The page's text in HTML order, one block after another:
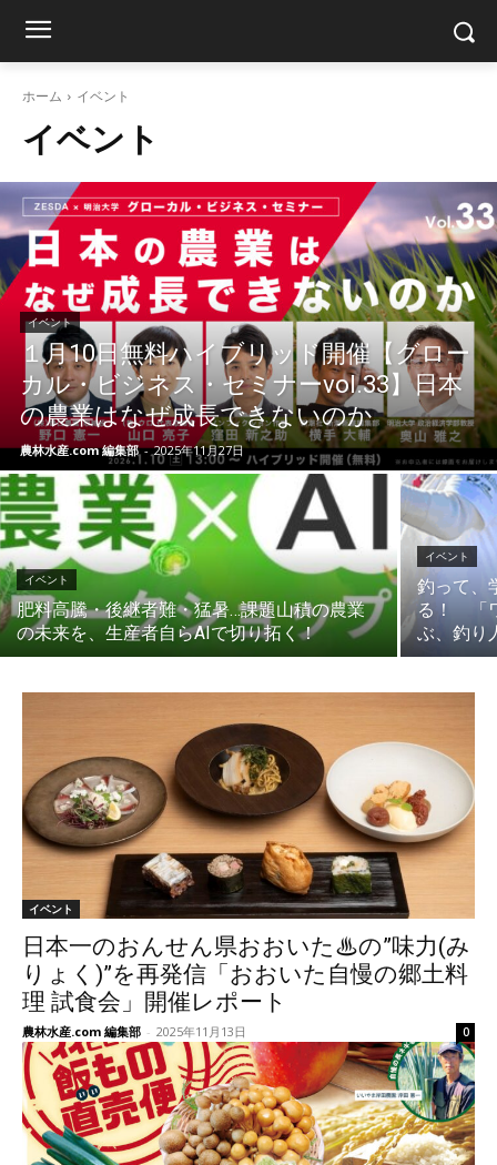
ホーム イベント
イベント
イベント
１月10日無料ハイブリッド開催【グロー
カル・ビジネス・セミナーvol.33】日本
の農業はなぜ成長できないのか
農林水産.com 編集部 - 2025年11月27日
イベント
肥料高騰・後継者難・猛暑…課題山積の農業
の未来を、生産者自らAIで切り拓く！
イベント
釣って、
る！ 「
ぶ、釣り
イベント
日本一のおんせん県おおいた♨の”味力(み
りょく)”を再発信「おおいた自慢の郷土料
理 試食会」開催レポート
農林水産.com 編集部 - 2025年11月13日 0